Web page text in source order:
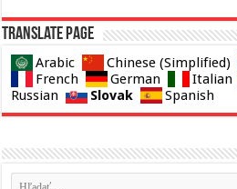
Translate page
Arabic Chinese (Simplified)
French
German Italian
Russian
Slovak Spanish